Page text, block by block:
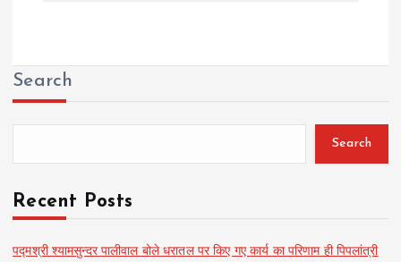
Search
Search
Recent Posts
पद्मश्री श्यामसुन्दर पालीवाल बोले धरातल पर किए गए कार्य का परिणाम ही पिपलांत्री